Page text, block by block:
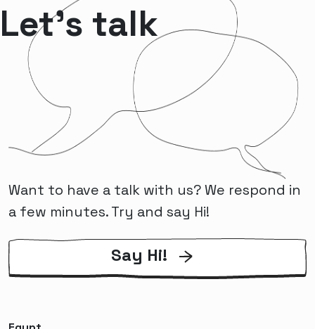
Let’s talk
Want to have a talk with us? We respond in
a few minutes. Try and say Hi!
Say Hi!